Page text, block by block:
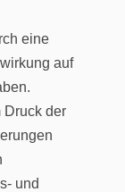
eine
auf
Druck der
und